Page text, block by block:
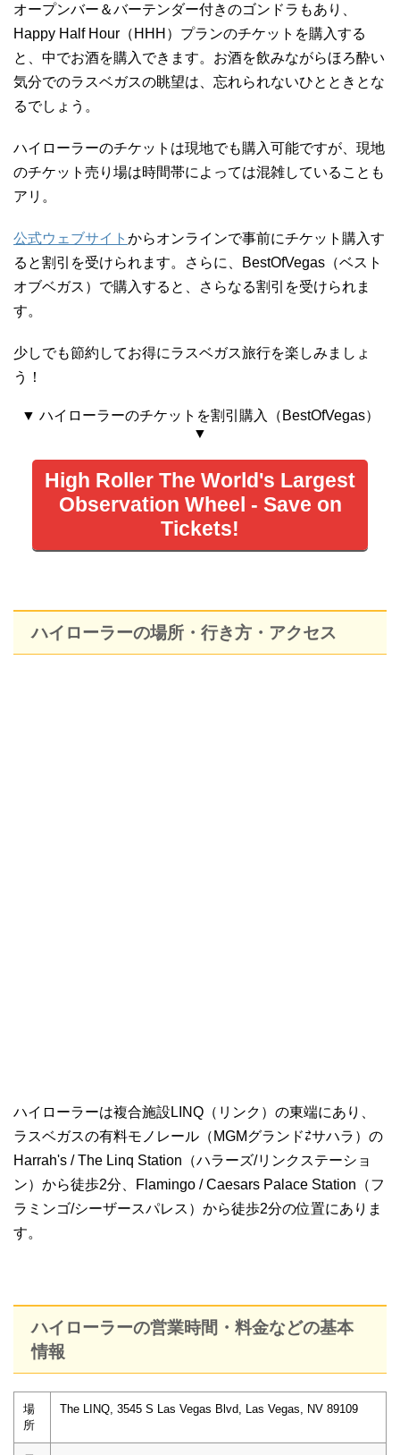
オープンバー＆バーテンダー付きのゴンドラもあり、
Happy Half Hour（HHH）プランのチケットを購入する
と、中でお酒を購入できます。お酒を飲みながらほろ酔い
気分でのラスベガスの眺望は、忘れられないひとときとな
るでしょう。
ハイローラーのチケットは現地でも購入可能ですが、現地
のチケット売り場は時間帯によっては混雑していることも
アリ。
公式ウェブサイト からオンラインで事前にチケット購入す
ると割引を受けられます。さらに、BestOfVegas（ベスト
オブベガス）で購入すると、さらなる割引を受けられま
す。
少しでも節約してお得にラスベガス旅行を楽しみましょ
う！
▼ ハイローラーのチケットを割引購入（BestOfVegas）
▼
High Roller The World's Largest
Observation Wheel - Save on
Tickets!
ハイローラーの場所・行き方・アクセス
ハイローラーは複合施設LINQ（リンク）の東端にあり、
ラスベガスの有料モノレール（MGMグランド⇄サハラ）の
Harrah's / The Linq Station（ハラーズ/リンクステーショ
ン）から徒歩2分、Flamingo / Caesars Palace Station（フ
ラミンゴ/シーザースパレス）から徒歩2分の位置にありま
す。
ハイローラーの営業時間・料金などの基本
情報
場
所
The LINQ, 3545 S Las Vegas Blvd, Las Vegas, NV 89109